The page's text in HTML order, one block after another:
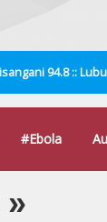
94.8 ::
#Ebola